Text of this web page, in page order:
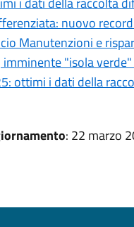
nuovo
Manutenzioni e
imminente "isola
ottimi i dati della
: 22 marzo